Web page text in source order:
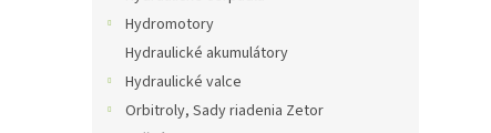
Hydromotory
Hydraulické akumulátory
Hydraulické valce
Orbitroly, Sady riadenia Zetor